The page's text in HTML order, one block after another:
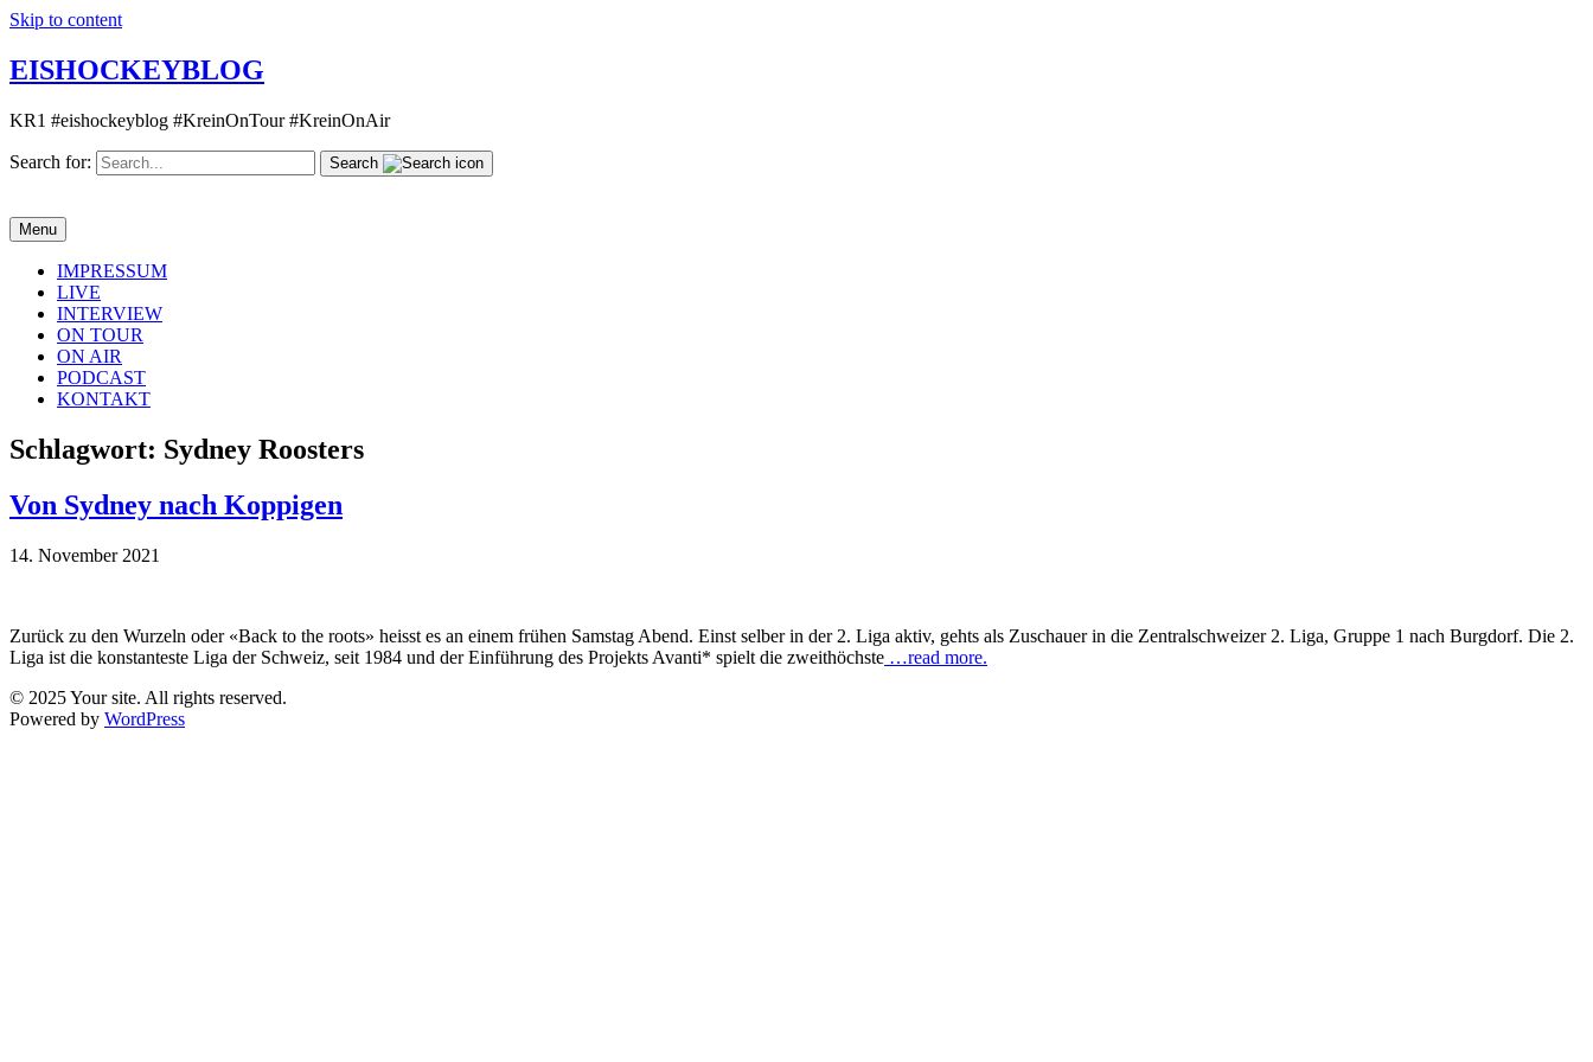
Skip to content
EISHOCKEYBLOG
KR1 #eishockeyblog #KreinOnTour #KreinOnAir
Search for: Search
Menu
IMPRESSUM
LIVE
INTERVIEW
ON TOUR
ON AIR
PODCAST
KONTAKT
Schlagwort: Sydney Roosters
Von Sydney nach Koppigen
14. November 2021
Zurück zu den Wurzeln oder «Back to the roots» heisst es an einem frühen Samstag Abend. Einst selber in der 2. Liga aktiv, gehts als Zuschauer in die Zentralschweizer 2. Liga, Gruppe 1 nach Burgdorf. Die 2.
Liga ist die konstanteste Liga der Schweiz, seit 1984 und der Einführung des Projekts Avanti* spielt die zweithöchste …read more.
© 2025 Your site. All rights reserved.
Powered by WordPress